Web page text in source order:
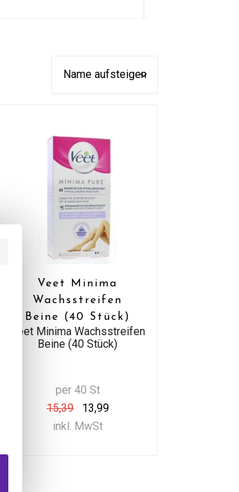
Veet Minima
Wachsstreifen
Beine (40 Stück)
Veet Minima Wachsstreifen
Beine (40 Stück)
per 40 St
15,39
13,99
inkl. MwSt